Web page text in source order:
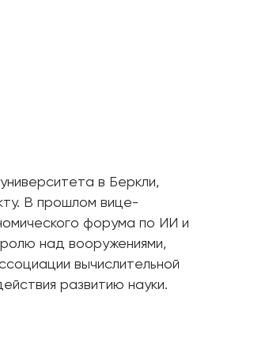
в Беркли,
В прошлом вице-
форума по ИИ и
над вооружениями,
вычислительной
развитию науки.